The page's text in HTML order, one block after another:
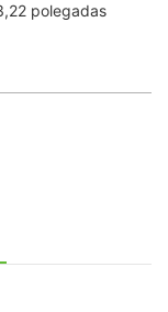
polegadas